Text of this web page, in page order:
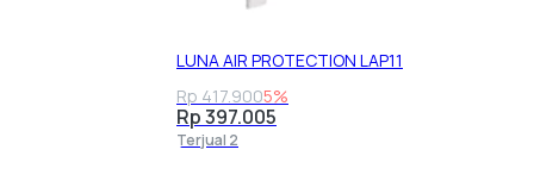
LUNA AIR PROTECTION LAP11
Rp 417.9005%
Rp 397.005
Terjual 2